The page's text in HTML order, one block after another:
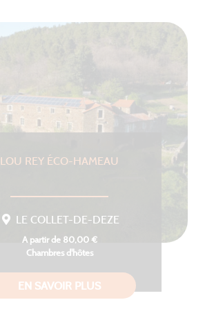
LOU REY ÉCO-HAMEAU
LE COLLET-DE-DEZE
A partir de 80,00 €
Chambres d'hôtes
EN SAVOIR PLUS